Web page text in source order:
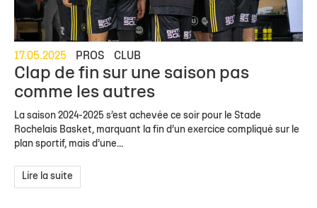
17.05.2025 PROS CLUB
Clap de fin sur une saison pas
comme les autres
La saison 2024-2025 s’est achevée ce soir pour le Stade
Rochelais Basket, marquant la fin d’un exercice compliqué sur le
plan sportif, mais d’une...
Lire la suite